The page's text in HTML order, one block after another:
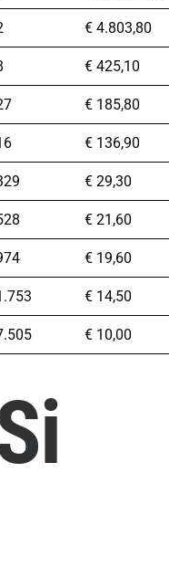
€ 4.803,80
€ 425,10
€ 185,80
€ 136,90
€ 29,30
€ 21,60
€ 19,60
€ 14,50
€ 10,00